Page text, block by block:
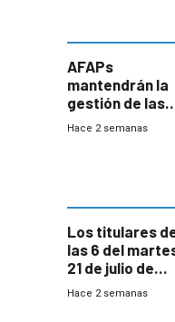
AFAPs
mantendrán la
gestión de las
cuentas
Hace 2 semanas
Los titulares
las 6 del
21 de julio de
2026
Hace 2 semanas